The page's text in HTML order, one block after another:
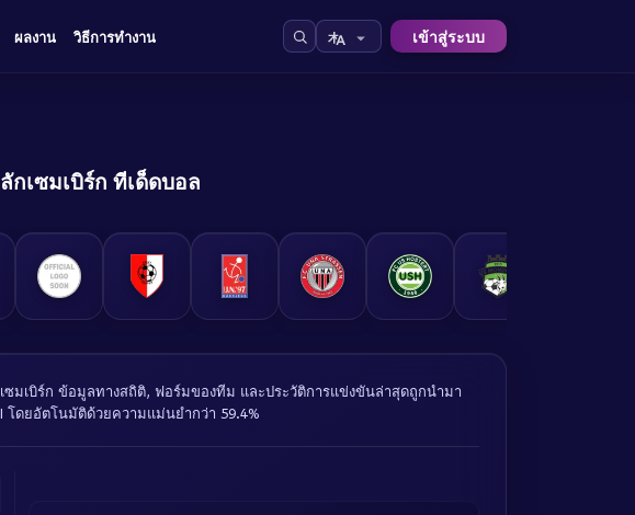
ผลงาน วิธีการทำงาน เข้าสู่ระบบ
กเซมเบิร์ก ทีเด็ดบอล
มเบิร์ก ข้อมูลทางสถิติ, ฟอร์มของทีม และประวัติการแข่งขันล่าสุดถูกนำมา
โดยอัตโนมัติด้วยความแม่นยำกว่า 59.4%